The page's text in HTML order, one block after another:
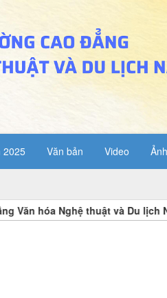
2025 Văn bản Video Ảnh
hóa Nghệ thuật và Du lịch Nam